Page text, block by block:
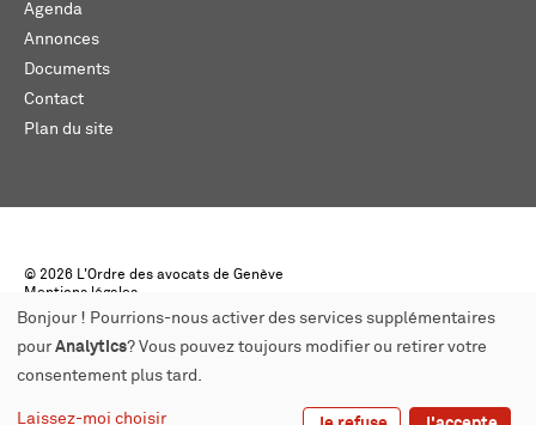
Agenda
Annonces
Documents
Contact
Plan du site
© 2026 L'Ordre des avocats de Genève
Mentions légales
Créé par monoloco
Bonjour ! Pourrions-nous activer des services supplémentaires
pour Analytics? Vous pouvez toujours modifier ou retirer votre
consentement plus tard.
Laissez-moi choisir